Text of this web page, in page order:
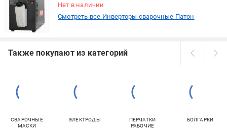
Нет в наличии
Смотреть все Инверторы сварочные Патон
Также покупают из категорий
СВАРОЧНЫЕ
МАСКИ
ЭЛЕКТРОДЫ
ПЕРЧАТКИ
РАБОЧИЕ
БОЛГАРКИ